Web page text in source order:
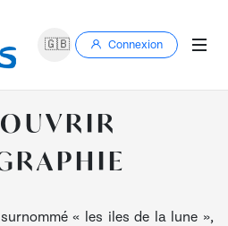
🇬🇧 Connexion
« les iles de la lune »,